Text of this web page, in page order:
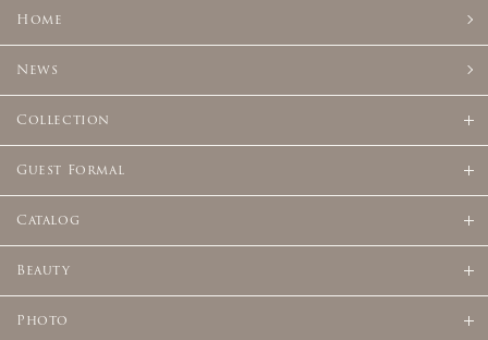
Home
News
Collection
Guest Formal
Catalog
Beauty
Photo